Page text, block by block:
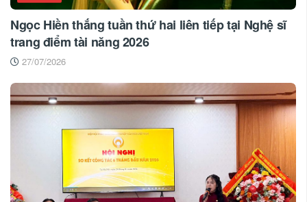
Ngọc Hiền thắng tuần thứ hai liên tiếp tại Nghệ sĩ
trang điểm tài năng 2026
27/07/2026